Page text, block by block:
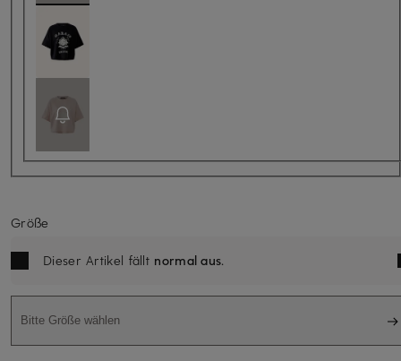
Größe
Dieser Artikel fällt normal aus.
Bitte Größe wählen